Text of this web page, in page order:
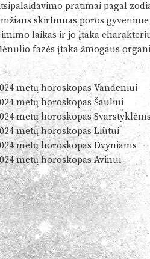
pratimai pagal
skirtumas poros gyvenime
laikas ir jo įtaka
fazės įtaka žmogaus
metų horoskopas Vandeniui
metų horoskopas Šauliui
metų horoskopas Svarstyklėms
metų horoskopas Liūtui
metų horoskopas Dvyniams
metų horoskopas Avinui